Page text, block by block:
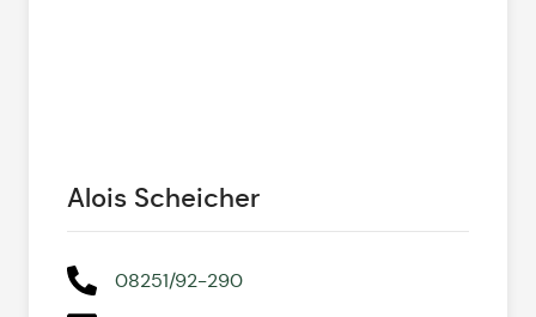
Alois Scheicher
08251/92-290